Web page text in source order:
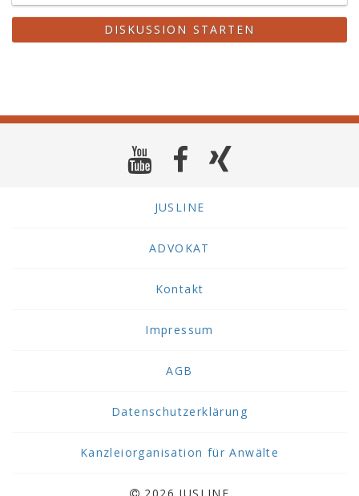
DISKUSSION STARTEN
JUSLINE
ADVOKAT
Kontakt
Impressum
AGB
Datenschutzerklärung
Kanzleiorganisation für Anwälte